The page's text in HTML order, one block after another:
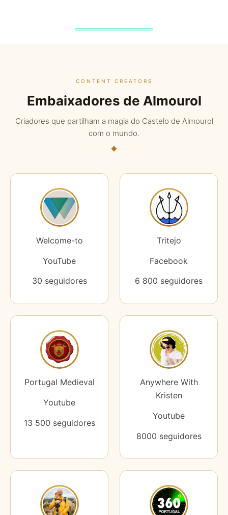
CONTENT CREATORS
Embaixadores de Almourol
Criadores que partilham a magia do Castelo de Almourol
com o mundo.
Welcome-to
YouTube
30 seguidores
Tritejo
Facebook
6 800 seguidores
Portugal Medieval
Youtube
13 500 seguidores
Anywhere With
Kristen
Youtube
8000 seguidores